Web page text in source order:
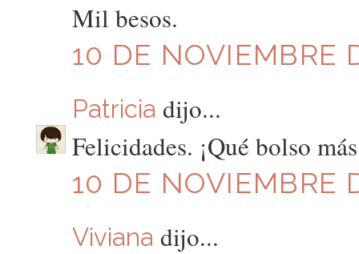
Mil besos.
10 DE NOVIEMBRE
Patricia dijo...
Felicidades. ¡Qué bolso
10 DE NOVIEMBRE
Viviana dijo...